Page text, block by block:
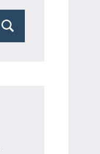
Поиск